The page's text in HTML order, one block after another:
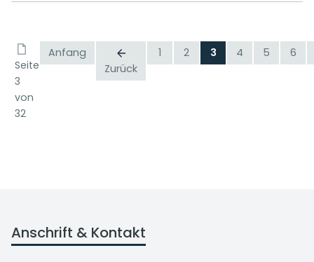
Seite
3
von
32
Anfang
Zurück
1 2 3 4 5 6
Anschrift & Kontakt